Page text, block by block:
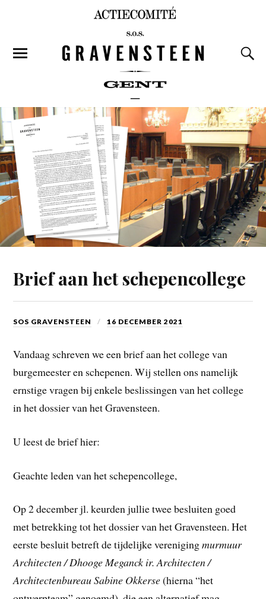
Brief aan het schepencollege
SOS GRAVENSTEEN 16 DECEMBER 2021
Vandaag schreven we een brief aan het college van
burgemeester en schepenen. Wij stellen ons namelijk
ernstige vragen bij enkele beslissingen van het college
in het dossier van het Gravensteen.
U leest de brief hier:
Geachte leden van het schepencollege,
Op 2 december jl. keurden jullie twee besluiten goed
met betrekking tot het dossier van het Gravensteen. Het
eerste besluit betreft de tijdelijke verenigingmurmuur
Architecten / Dhooge Meganck ir. Architecten /
Architectenbureau Sabine Okkerse(hierna “het